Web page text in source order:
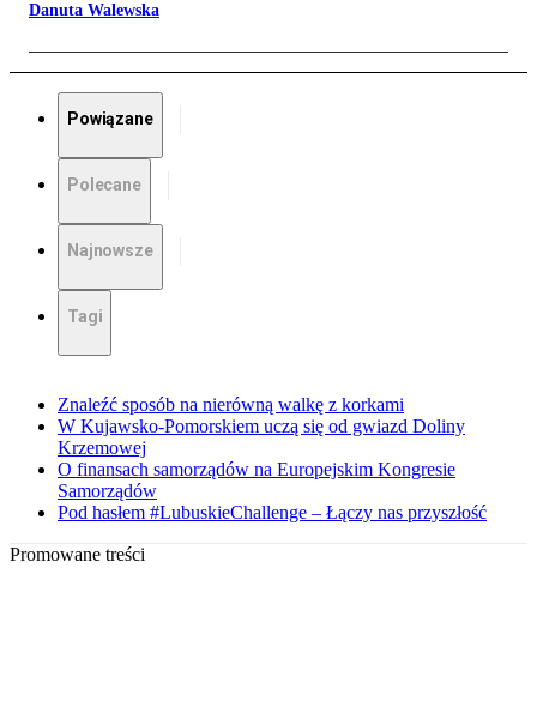
Danuta Walewska
Powiązane
Polecane
Najnowsze
Tagi
Znaleźć sposób na nierówną walkę z korkami
W Kujawsko-Pomorskiem uczą się od gwiazd Doliny
Krzemowej
O finansach samorządów na Europejskim Kongresie
Samorządów
Pod hasłem #LubuskieChallenge – Łączy nas przyszłość
Promowane treści